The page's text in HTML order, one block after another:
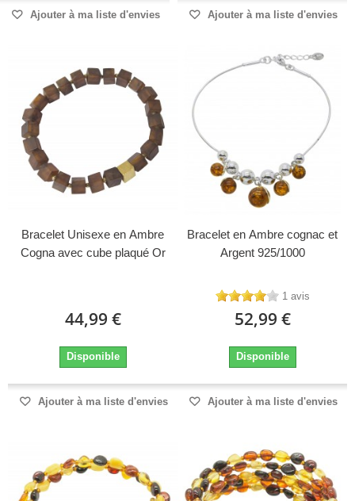
Ajouter à ma liste d'envies Ajouter à ma liste d'envies
Bracelet Unisexe en Ambre
Cogna avec cube plaqué Or
44,99 €
Disponible
Ajouter à ma liste d'envies
Bracelet en Ambre cognac et
Argent 925/1000
1 avis
52,99 €
Disponible
Ajouter à ma liste d'envies